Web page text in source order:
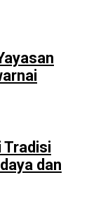
Tradisi
dan